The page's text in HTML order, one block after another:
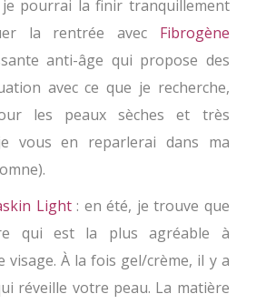
je pourrai la finir tranquillement
la rentrée avec Fibrogène
anti-âge qui propose des
avec ce que je recherche,
les peaux sèches et très
vous en reparlerai dans ma
Light: en été, je trouve que
qui est la plus agréable à
visage. À la fois gel/crème, il y a
réveille votre peau. La matière